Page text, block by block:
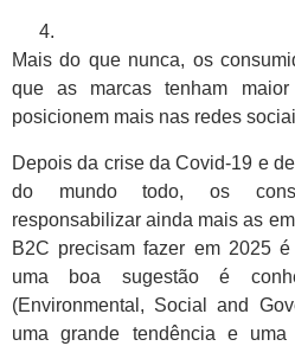
Mais do que nunca, os
que as marcas tenham
posicionem mais nas redes
Depois da crise da Covid-19 e
do mundo todo, os
responsabilizar ainda mais as
B2C precisam fazer em 2025
uma boa sugestão é
(Environmental, Social and
uma grande tendência e uma